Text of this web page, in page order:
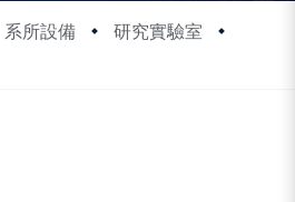
系所設備
研究實驗室